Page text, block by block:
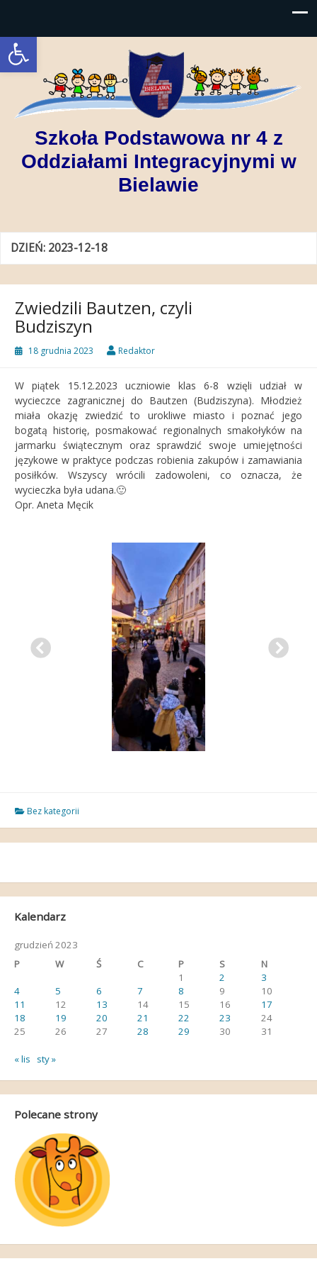
Open toolbar
Szkoła Podstawowa nr 4 z
Oddziałami Integracyjnymi w
Bielawie
DZIEŃ: 2023-12-18
Zwiedzili Bautzen, czyli
Budziszyn
18 grudnia 2023 Redaktor
W piątek 15.12.2023 uczniowie klas 6-8 wzięli udział w
wycieczce zagranicznej do Bautzen (Budziszyna). Młodzież
miała okazję zwiedzić to urokliwe miasto i poznać jego
bogatą historię, posmakować regionalnych smakołyków na
jarmarku świątecznym oraz sprawdzić swoje umiejętności
językowe w praktyce podczas robienia zakupów i zamawiania
posiłków. Wszyscy wrócili zadowoleni, co oznacza, że
wycieczka była udana.🙂
Opr. Aneta Męcik
Bez kategorii
Kalendarz
grudzień 2023
P
W Ś C P S
N
1
2
3
4
5 6 7 8 9
10
11
12 13 14 15 16
17
18
19 20 21 22 23
24
25
26 27 28 29 30 31
« lis sty »
Polecane strony